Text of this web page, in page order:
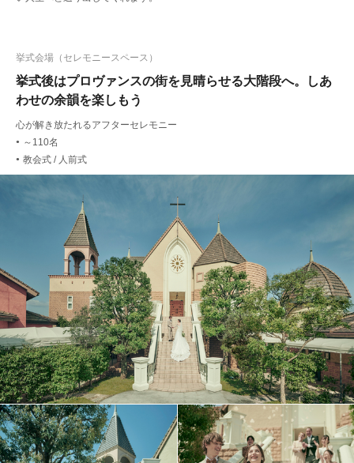
挙式後はプロヴァンスの街を見晴らせる大階段へ。しあ
わせの余韻を楽しもう
挙式会場（セレモニースペース）
心が解き放たれるアフターセレモニー
● ～110名
● 教会式 / 人前式